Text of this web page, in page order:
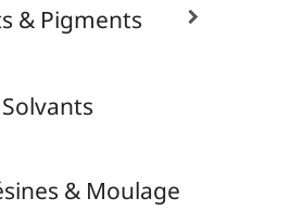
Pots